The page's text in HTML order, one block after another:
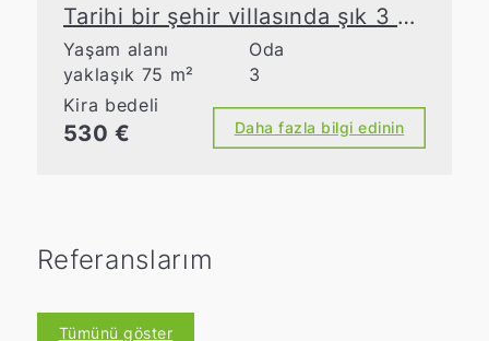
Tarihi bir şehir villasında şık 3 odalı daire
Yaşam alanı
yaklaşık 75 m²
Oda
3
Kira bedeli
530 € Daha fazla bilgi edinin
Referanslarım
Tümünü göster